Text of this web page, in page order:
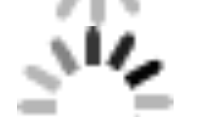
Piso de borracha desportiva
Piso de borracha de parque infantil
Pavimentos de borracha de condicionamento
Grânulo de borracha de EPDM
Pavimentos de borracha para uso comercial